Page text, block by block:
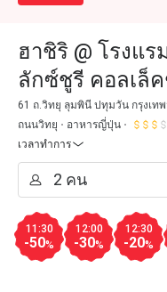
ฮาชิริ @ โรงแ
ลักซ์ชูรี คอลเล็
61 ถ.วิทยุ ลุมพินี ปทุมวัน กรุงเท
ถนนวิทยุ
อาหารญี่ปุ่น
เวลาทำการ
11:30
-50%
12:00
-30%
12:30
-20%